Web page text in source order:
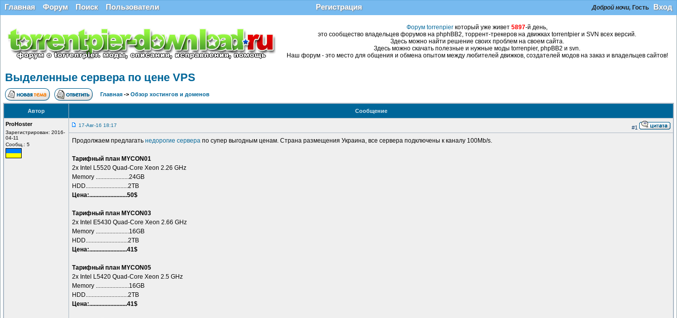
Главная Форум Поиск Пользователи Регистрация Доброй ночи, Гость Вход
Форум torrenpier который уже живет 5897-й день,
это сообщество владельцев форумов на phphBB2, торрент-трекеров на движках torrentpier и SVN всех версий.
Здесь можно найти решение своих проблем на своем сайта.
Здесь можно скачать полезные и нужные моды torrenpier, phpBB2 и svn.
Наш форум - это место для общения и обмена опытом между любителей движков, создателей модов на заказ и владельцев сайтов!
Выделенные сервера по цене VPS
Главная -> Обзор хостингов и доменов
Автор Сообщение
ProHoster
Зарегистрирован: 2016-
04-11
Сообщ.: 5
17-Авг-16 18:17 #1
Продолжаем предлагать недорогие сервера по супер выгодным ценам. Страна размещения Украина, все сервера подключены к каналу 100Mb/s.
Тарифный план MYCON01
2x Intel L5520 Quad-Core Xeon 2.26 GHz
Memory ......................24GB
HDD............................2TB
Цена:.........................50$
Тарифный план MYCON03
2x Intel E5430 Quad-Core Xeon 2.66 GHz
Memory ......................16GB
HDD............................2TB
Цена:.........................41$
Тарифный план MYCON05
2x Intel L5420 Quad-Core Xeon 2.5 GHz
Memory ......................16GB
HDD............................2TB
Цена:.........................41$